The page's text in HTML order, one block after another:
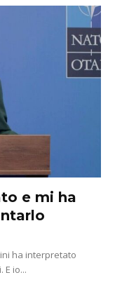
e mi ha
ha interpretato
io...